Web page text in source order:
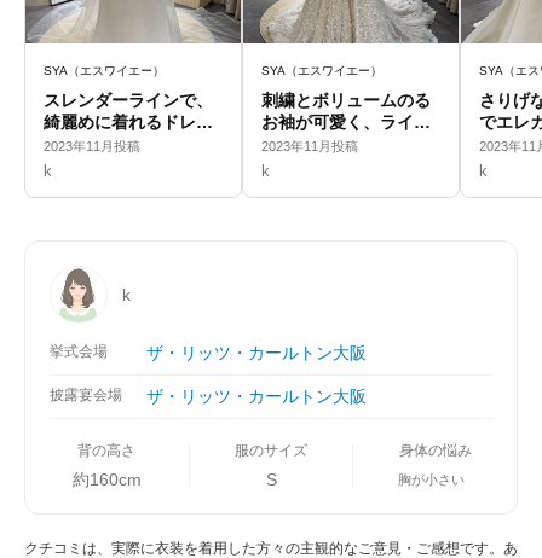
SYA（エスワイエー）
スレンダーラインで、
綺麗めに着れるドレス
です。
2023年11月投稿
k
SYA（エスワイエー）
刺繍とボリュームのる
お袖が可愛く、ライン
が綺麗なドレスです。
2023年11月投稿
k
SYA（エ
さりげ
でエレ
2023年11
k
k
挙式会場 ザ・リッツ・カールトン大阪
披露宴会場 ザ・リッツ・カールトン大阪
背の高さ
約160cm
服のサイズ
S
身体の悩み
胸が小さい
クチコミは、実際に衣装を着用した方々の主観的なご意見・ご感想です。あ